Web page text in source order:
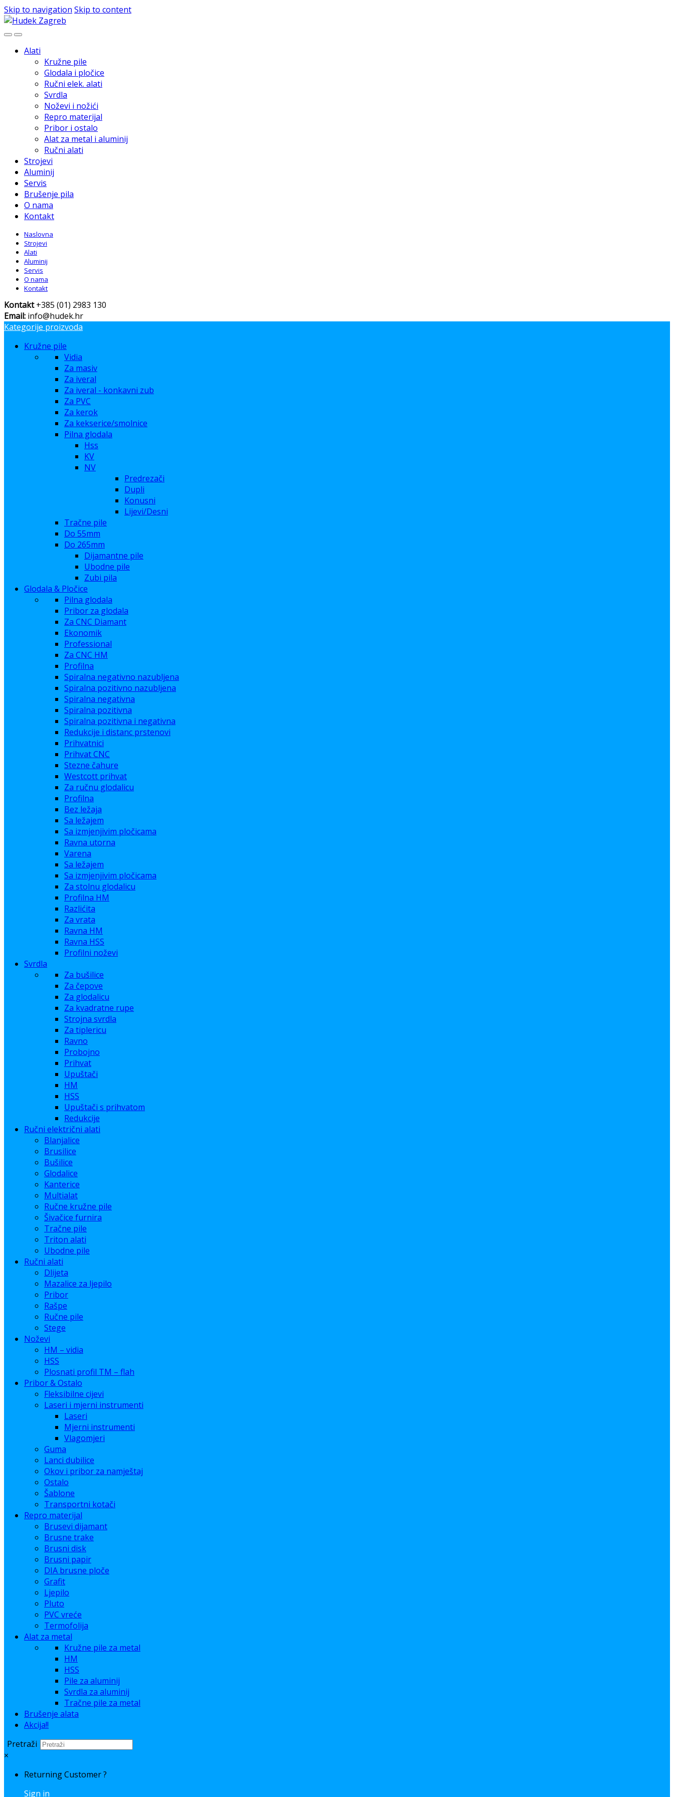
Skip to navigation Skip to content
Alati
Kružne pile
Glodala i pločice
Ručni elek. alati
Svrdla
Noževi i nožići
Repro materijal
Pribor i ostalo
Alat za metal i aluminij
Ručni alati
Strojevi
Aluminij
Servis
Brušenje pila
O nama
Kontakt
Naslovna
Strojevi
Alati
Aluminij
Servis
O nama
Kontakt
Kontakt+385 (01) 2983 130
Email: info@hudek.hr
Kategorije proizvoda
Kružne pile
Vidia
Za masiv
Za iveral
Za iveral - konkavni zub
Za PVC
Za kerok
Za kekserice/smolnice
Pilna glodala
Hss
KV
NV
Predrezači
Dupli
Konusni
Lijevi/Desni
Tračne pile
Do 55mm
Do 265mm
Dijamantne pile
Ubodne pile
Zubi pila
Glodala & Pločice
Pilna glodala
Pribor za glodala
Za CNC Diamant
Ekonomik
Professional
Za CNC HM
Profilna
Spiralna negativno nazubljena
Spiralna pozitivno nazubljena
Spiralna negativna
Spiralna pozitivna
Spiralna pozitivna i negativna
Redukcije i distanc prstenovi
Prihvatnici
Prihvat CNC
Stezne čahure
Westcott prihvat
Za ručnu glodalicu
Profilna
Bez ležaja
Sa ležajem
Sa izmjenjivim pločicama
Ravna utorna
Varena
Sa ležajem
Sa izmjenjivim pločicama
Za stolnu glodalicu
Profilna HM
Razlićita
Za vrata
Ravna HM
Ravna HSS
Profilni noževi
Svrdla
Za bušilice
Za čepove
Za glodalicu
Za kvadratne rupe
Strojna svrdla
Za tiplericu
Ravno
Probojno
Prihvat
Upuštači
HM
HSS
Upuštači s prihvatom
Redukcije
Ručni električni alati
Blanjalice
Brusilice
Bušilice
Glodalice
Kanterice
Multialat
Ručne kružne pile
Šivačice furnira
Tračne pile
Triton alati
Ubodne pile
Ručni alati
Dlijeta
Mazalice za ljepilo
Pribor
Rašpe
Ručne pile
Stege
Noževi
HM – vidia
HSS
Plosnati profil TM – flah
Pribor & Ostalo
Fleksibilne cijevi
Laseri i mjerni instrumenti
Laseri
Mjerni instrumenti
Vlagomjeri
Guma
Lanci dubilice
Okov i pribor za namještaj
Ostalo
Šablone
Transportni kotači
Repro materijal
Brusevi dijamant
Brusne trake
Brusni disk
Brusni papir
DIA brusne ploče
Grafit
Ljepilo
Pluto
PVC vreće
Termofolija
Alat za metal
Kružne pile za metal
HM
HSS
Pile za aluminij
Svrdla za aluminij
Tračne pile za metal
Brušenje alata
Akcija!!
Pretraži
×
Returning Customer ?
Sign in